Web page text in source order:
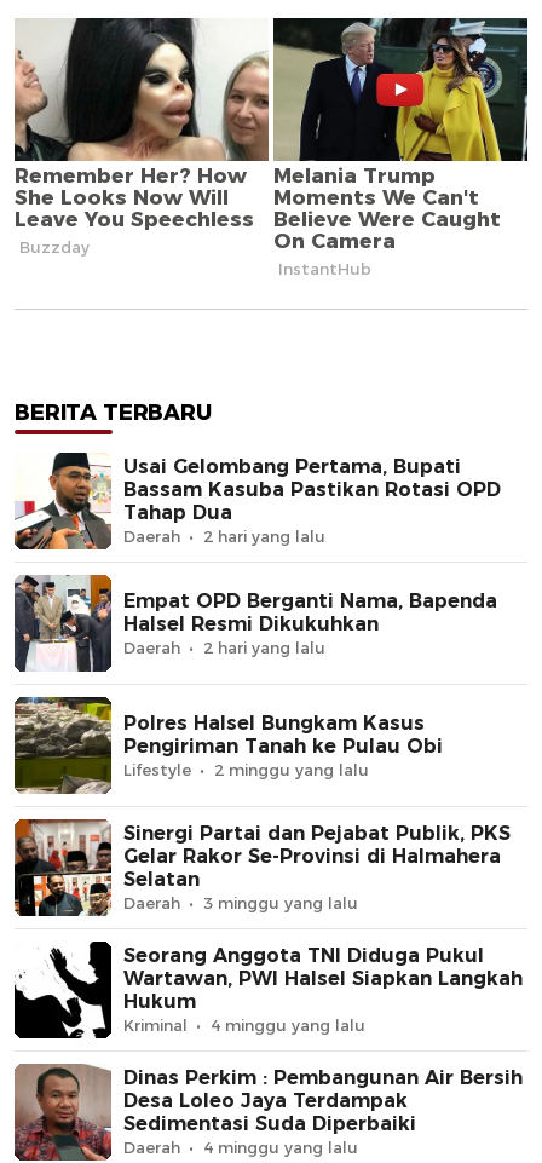
BERITA TERBARU
Usai Gelombang Pertama, Bupati
Bassam Kasuba Pastikan Rotasi OPD
Tahap Dua
Daerah 2 hari yang lalu
Empat OPD Berganti Nama, Bapenda
Halsel Resmi Dikukuhkan
Daerah 2 hari yang lalu
Polres Halsel Bungkam Kasus
Pengiriman Tanah ke Pulau Obi
Lifestyle 2 minggu yang lalu
Sinergi Partai dan Pejabat Publik, PKS
Gelar Rakor Se-Provinsi di Halmahera
Selatan
Daerah 3 minggu yang lalu
Seorang Anggota TNI Diduga Pukul
Wartawan, PWI Halsel Siapkan Langkah
Hukum
Kriminal 4 minggu yang lalu
Dinas Perkim : Pembangunan Air Bersih
Desa Loleo Jaya Terdampak
Sedimentasi Suda Diperbaiki
Daerah 4 minggu yang lalu